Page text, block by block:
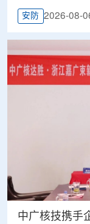
安防 2026-08-
中广核技携手